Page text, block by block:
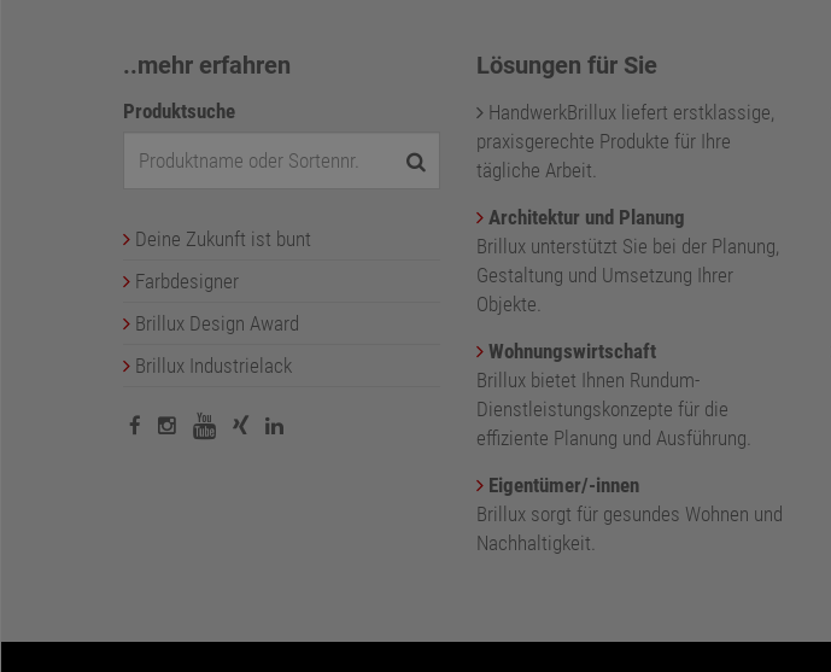
..mehr erfahren
Produktsuche
Deine Zukunft ist bunt
Farbdesigner
Brillux Design Award
Brillux Industrielack
Lösungen für Sie
HandwerkBrillux liefert erstklassige,
praxisgerechte Produkte für Ihre
tägliche Arbeit.
Architektur und Planung
Brillux unterstützt Sie bei der Planung,
Gestaltung und Umsetzung Ihrer
Objekte.
Wohnungswirtschaft
Brillux bietet Ihnen Rundum-
Dienstleistungskonzepte für die
effiziente Planung und Ausführung.
Eigentümer/-innen
Brillux sorgt für gesundes Wohnen und
Nachhaltigkeit.